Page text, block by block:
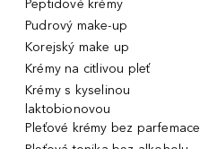
Peptidové krémy
Pudrový make-up
Korejský make up
Krémy na citlivou pleť
Krémy s kyselinou
laktobionovou
Pleťové krémy bez parfemace